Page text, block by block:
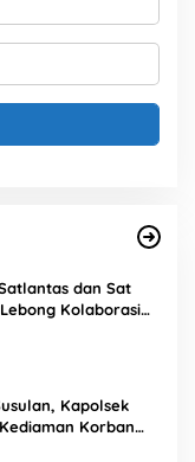
dan Sat
Kolaborasi
Kapolsek
Korban